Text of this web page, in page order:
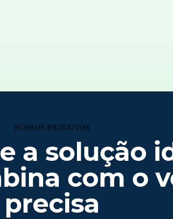
NOSSOS PRODUTOS
a solução
com o
precisa